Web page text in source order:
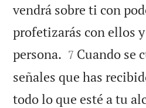
vendrá sobre ti con
profetizarás con ellos
persona. 

7 Cuando se
señales que has
todo lo que esté a tu